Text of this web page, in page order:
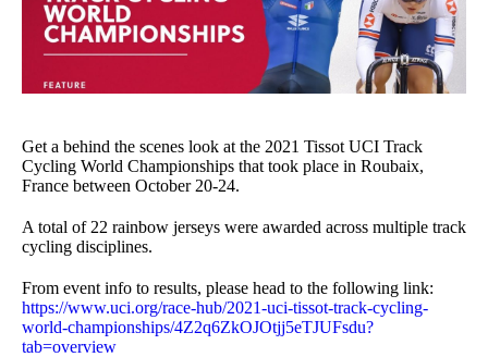
Get a behind the scenes look at the 2021 Tissot UCI Track
Cycling World Championships that took place in Roubaix,
France between October 20-24.
A total of 22 rainbow jerseys were awarded across multiple track
cycling disciplines.
From event info to results, please head to the following link:
https://www.uci.org/race-hub/2021-uci-tissot-track-cycling-
world-championships/4Z2q6ZkOJOtjj5eTJUFsdu?
tab=overview